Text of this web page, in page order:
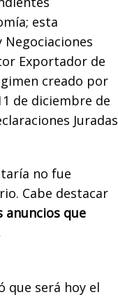
esta
Exportador de
creado por
de diciembre de
Juradas
no fue
Cabe destacar
anuncios que
que será hoy el